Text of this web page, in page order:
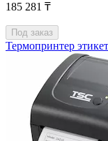
185 281 ₸
Под заказ
Термопринтер